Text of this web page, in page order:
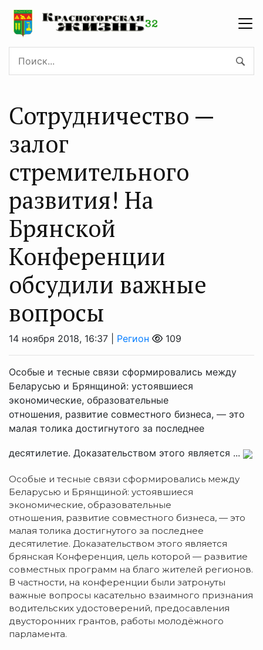
Сотрудничество —
залог
стремительного
развития! На
Брянской
Конференции
обсудили важные
вопросы
14 ноября 2018, 16:37 | Регион 109
Особые и тесные связи сформировались между
Беларусью и Брянщиной: устоявшиеся
экономические, образовательные
отношения, развитие совместного бизнеса, — это
малая толика достигнутого за последнее
десятилетие. Доказательством этого является ...
Особые и тесные связи сформировались между
Беларусью и Брянщиной: устоявшиеся
экономические, образовательные
отношения, развитие совместного бизнеса, — это
малая толика достигнутого за последнее
десятилетие. Доказательством этого является
брянская Конференция, цель которой — развитие
совместных программ на благо жителей регионов.
В частности, на конференции были затронуты
важные вопросы касательно взаимного признания
водительских удостоверений, предосавления
двусторонних грантов, работы молодёжного
парламента.